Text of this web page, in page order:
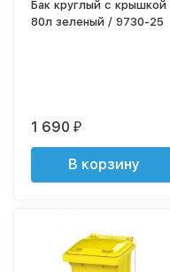
Бак круглый с крышкой
80л зеленый / 9730-25
1 690₽
В корзину